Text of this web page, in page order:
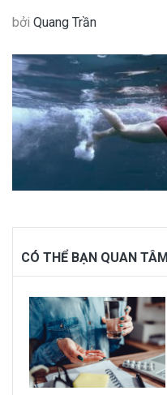
bởi Quang Trần
CÓ THỂ BẠN QUAN TÂM